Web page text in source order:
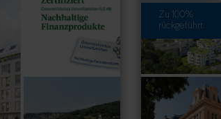
Zu 100%
rückgeführt